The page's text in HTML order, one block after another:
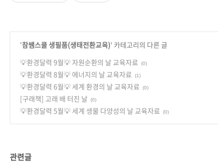
'참쌤스쿨 생필품(생태전환교육)' 카테고리의 다른 글
💡환경달력 9월💡 자원순환의 날 교육자료
(0)
💡환경달력 8월💡 에너지의 날 교육자료 (1)
💡환경달력 6월💡 세계 환경의 날 교육자료 (0)
[구래책] 고래 배 터진 날 (0)
💡환경달력 5월💡 세계 생물 다양성의 날 교육자료 (0)
관련글